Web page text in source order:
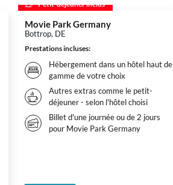
Petit-déjeuner inclus
Movie Park Germany
Bottrop, DE
Prestations incluses:
Hébergement dans un hôtel haut de
gamme de votre choix
Autres extras comme le petit-
déjeuner - selon l'hôtel choisi
Billet d'une journée ou de 2 jours
pour Movie Park Germany